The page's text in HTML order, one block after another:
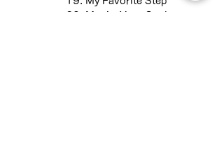
20. Movin’ Your Soul